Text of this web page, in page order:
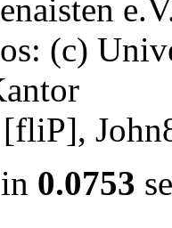
(c)
0.0753